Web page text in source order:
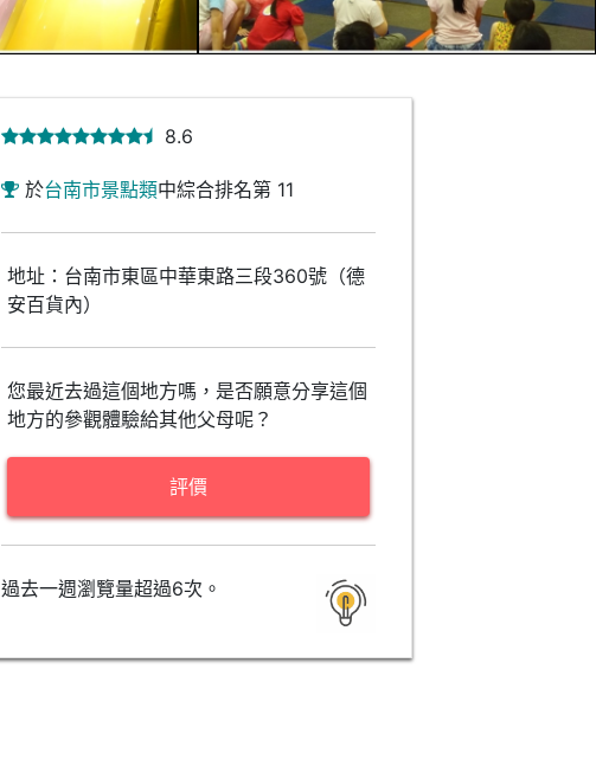
8.6
於台南市景點類中綜合排名第 11
地址：台南市東區中華東路三段360號（德
安百貨內）
您最近去過這個地方嗎，是否願意分享這個
地方的參觀體驗給其他父母呢？
評價
過去一週瀏覽量超過6次。